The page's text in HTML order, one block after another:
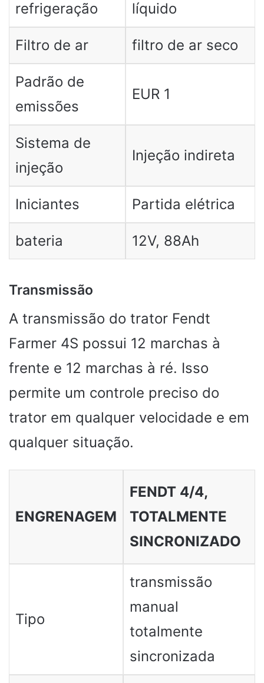
refrigeração líquido
Filtro de ar filtro de ar seco
Padrão de
emissões
EUR 1
Sistema de
injeção
Injeção indireta
Iniciantes Partida elétrica
bateria 12V, 88Ah
Transmissão
A transmissão do trator Fendt
Farmer 4S possui 12 marchas à
frente e 12 marchas à ré. Isso
permite um controle preciso do
trator em qualquer velocidade e em
qualquer situação.
ENGRENAGEM
FENDT 4/4,
TOTALMENTE
SINCRONIZADO
Tipo
transmissão
manual
totalmente
sincronizada